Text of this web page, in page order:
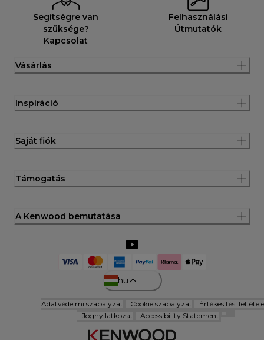
Segítségre van
szüksége?
Kapcsolat
Felhasználási
Útmutatók
Vásárlás
Inspiráció
Saját fiók
Támogatás
A Kenwood bemutatása
hu
Adatvédelmi szabályzat Cookie szabályzat
Értékesítési
Jognyilatkozat
Accessibility Statement